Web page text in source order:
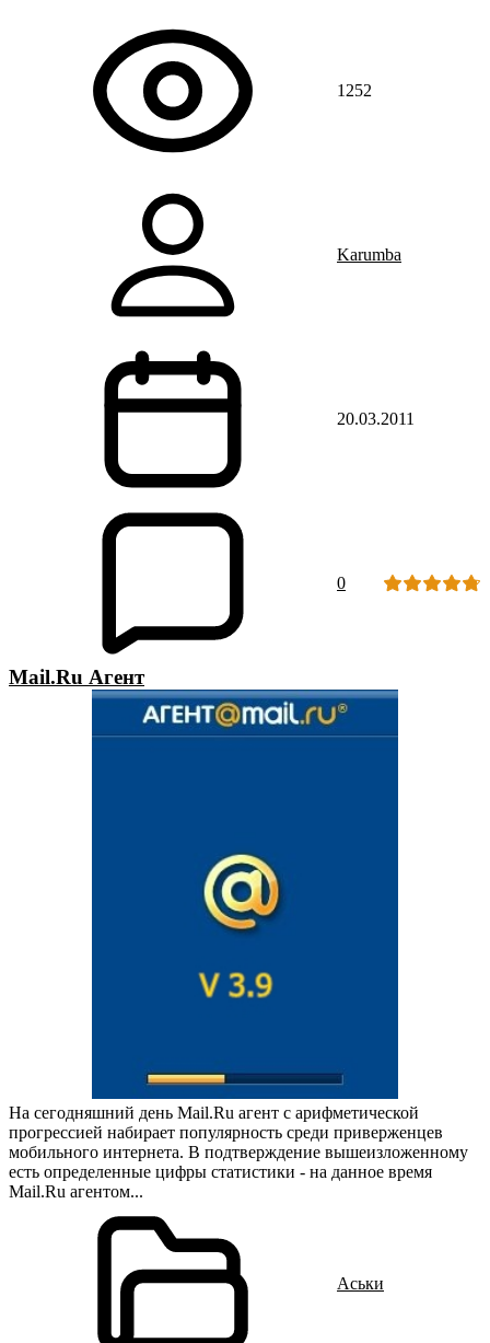
1252
Karumba
20.03.2011
0
Mail.Ru Агент
На сегодняшний день Mail.Ru агент с арифметической
прогрессией набирает популярность среди приверженцев
мобильного интернета. В подтверждение вышеизложенному
есть определенные цифры статистики - на данное время
Mail.Ru агентом...
Аськи